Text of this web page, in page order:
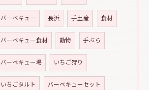
バーベキュー 長浜 手土産 食材
バーベキュー食材 動物 手ぶら
バーベキュー場 いちご狩り
いちごタルト バーベキューセット